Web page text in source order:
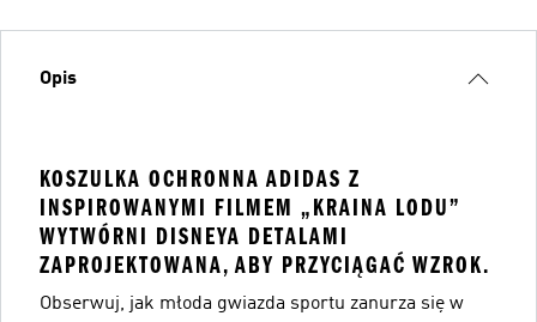
Opis
KOSZULKA OCHRONNA ADIDAS Z
INSPIROWANYMI FILMEM „KRAINA LODU”
WYTWÓRNI DISNEYA DETALAMI
ZAPROJEKTOWANA, ABY PRZYCIĄGAĆ WZROK.
Obserwuj, jak młoda gwiazda sportu zanurza się w